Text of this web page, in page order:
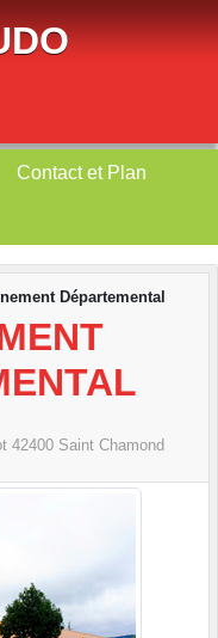
Contact et Plan
Départemental
42400 Saint Chamond